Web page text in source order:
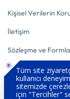
Kişisel Verilerin
İletişim
Sözleşme ve